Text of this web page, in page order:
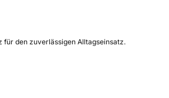
für den zuverlässigen Alltagseinsatz.